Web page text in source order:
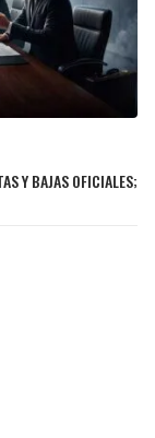
Y BAJAS OFICIALES;